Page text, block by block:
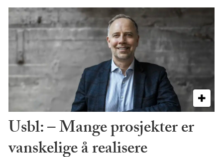
Usbl: – Mange prosjekter er
vanskelige å realisere